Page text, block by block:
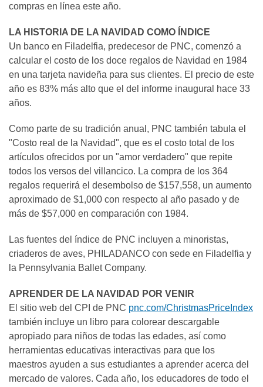
compras en línea este año.
LA HISTORIA DE LA NAVIDAD COMO ÍNDICE
Un banco en Filadelfia, predecesor de PNC, comenzó a
calcular el costo de los doce regalos de Navidad en 1984
en una tarjeta navideña para sus clientes. El precio de este
año es 83% más alto que el del informe inaugural hace 33
años.
Como parte de su tradición anual, PNC también tabula el
"Costo real de la Navidad", que es el costo total de los
artículos ofrecidos por un "amor verdadero" que repite
todos los versos del villancico. La compra de los 364
regalos requerirá el desembolso de $157,558, un aumento
aproximado de $1,000 con respecto al año pasado y de
más de $57,000 en comparación con 1984.
Las fuentes del índice de PNC incluyen a minoristas,
criaderos de aves, PHILADANCO con sede en Filadelfia y
la Pennsylvania Ballet Company.
APRENDER DE LA NAVIDAD POR VENIR
El sitio web del CPI de PNC pnc.com/ChristmasPriceIndex
también incluye un libro para colorear descargable
apropiado para niños de todas las edades, así como
herramientas educativas interactivas para que los
maestros ayuden a sus estudiantes a aprender acerca del
mercado de valores. Cada año, los educadores de todo el